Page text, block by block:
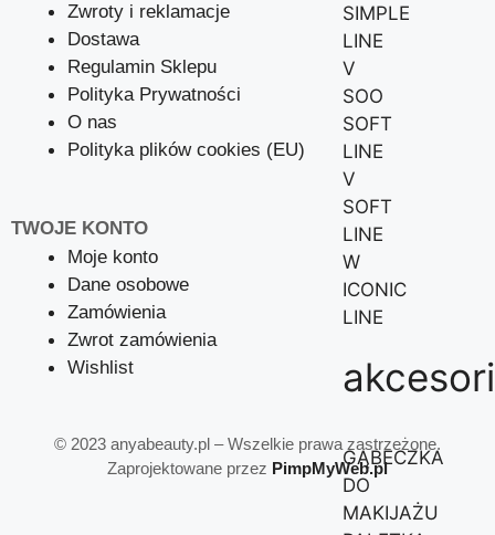
SIMPLE
LINE
V
SOO
SOFT
LINE
V
SOFT
LINE
W
ICONIC
LINE
GĄBECZKA
DO
MAKIJAŻU
Zwroty i reklamacje
Dostawa
Regulamin Sklepu
Polityka Prywatności
O nas
Polityka plików cookies (EU)
TWOJE KONTO
Moje konto
Dane osobowe
Zamówienia
Zwrot zamówienia
Wishlist
© 2023 anyabeauty.pl – Wszelkie prawa zastrzeżone.
Zaprojektowane przez PimpMyWeb.pl